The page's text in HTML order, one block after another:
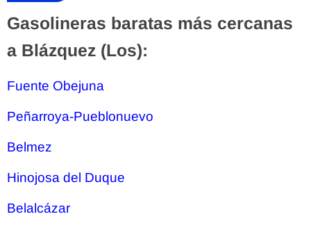
Gasolineras baratas más cercanas
a Blázquez (Los):
Fuente Obejuna
Peñarroya-Pueblonuevo
Belmez
Hinojosa del Duque
Belalcázar